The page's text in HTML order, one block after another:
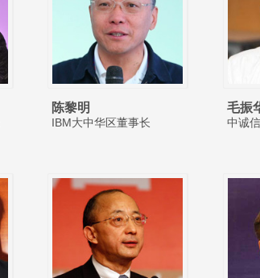
陈黎明
IBM大中华区董事长
毛振
中诚